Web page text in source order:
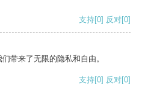
支持[0] 反对[0]
带来了无限的隐私和自由。
支持[0] 反对[0]